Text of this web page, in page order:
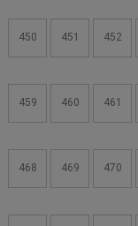
450 451 452
459 460 461
468 469 470